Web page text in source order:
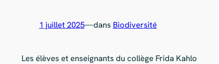
1 juillet 2025—dans Biodiversité
Les élèves et enseignants du collège Frida Kahlo